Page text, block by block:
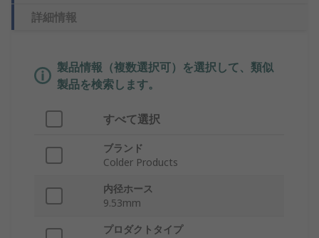
詳細情報
製品情報（複数選択可）を選択して、類似
製品を検索します。
すべて選択
ブランド
Colder Products
内径ホース
9.53mm
プロダクトタイプ